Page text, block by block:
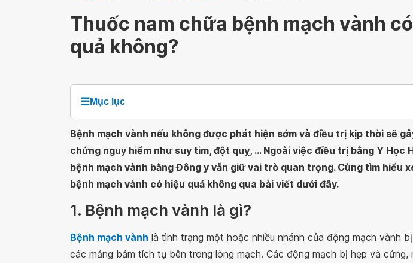
Thuốc nam chữa bệnh mạch vành
quả không?
☰Mục lục
Bệnh mạch vành nếu không được phát hiện sớm và điều trị kịp thời sẽ
chứng nguy hiểm như suy tim, đột quỵ, ... Ngoài việc điều trị bằng Y Học
bệnh mạch vành bằng Đông y vẫn giữ vai trò quan trọng. Cùng tìm hiểu
bệnh mạch vành có hiệu quả không qua bài viết dưới đây.
1. Bệnh mạch vành là gì?
Bệnh mạch vành là tình trạng một hoặc nhiều nhánh của động mạch vành
các mảng bám tích tụ bên trong lòng mạch. Các động mạch bị hẹp và